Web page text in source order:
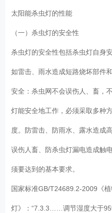
太阳能杀虫灯的性能
（一）杀虫灯的安全性
杀虫灯的安全性包括杀虫灯自身
如雷击、雨水造成短路烧坏部
安全：杀虫网不会误伤人、畜
灯能安全地工作，必须采取多种
度。防雷击、防雨水、露水造成
误伤人畜、防杀虫灯漏电造成
须要达到的基本要求。
国家标准GB/T24689.2-2009《
灯》：“7.3.3……调节湿度大于